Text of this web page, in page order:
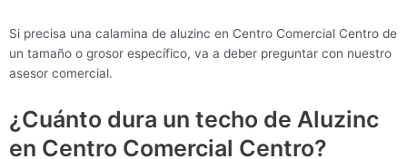
Si precisa una calamina de aluzinc en Centro Comercial Centro de
un tamaño o grosor específico, va a deber preguntar con nuestro
asesor comercial.
¿Cuánto dura un techo de Aluzinc
en Centro Comercial Centro?